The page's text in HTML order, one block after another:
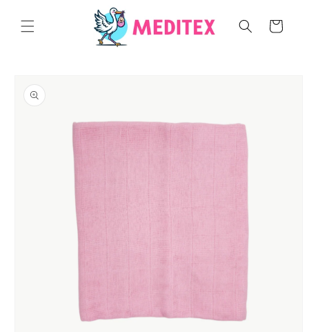
sadržaj
Korpa
proizvodu